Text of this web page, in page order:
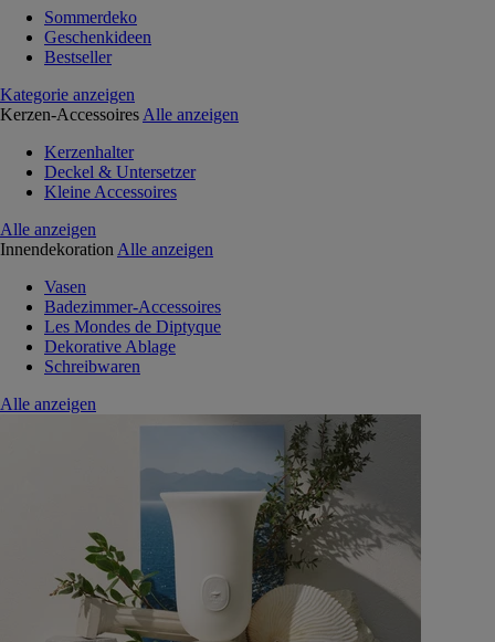
Sommerdeko
Geschenkideen
Bestseller
Kategorie anzeigen
Kerzen-Accessoires Alle anzeigen
Kerzenhalter
Deckel & Untersetzer
Kleine Accessoires
Alle anzeigen
Innendekoration Alle anzeigen
Vasen
Badezimmer-Accessoires
Les Mondes de Diptyque
Dekorative Ablage
Schreibwaren
Alle anzeigen